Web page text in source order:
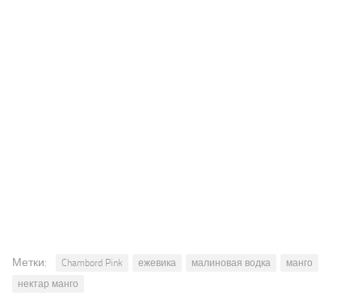
Метки: Chambord Pink ежевика малиновая водка
манго
нектар манго